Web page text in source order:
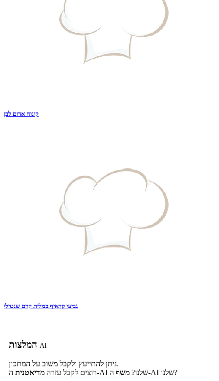
קינוח אדום לבן
גביעי קדאיף במלית קרם שנטילי
AI
ניתן להתייעץ ולקבל משוב על המתכון.
רוצים לקבל עזרה מדיאטנית ה-AI שלנו? משף ה-AI שלנו?